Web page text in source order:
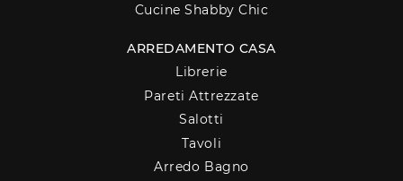
Cucine Shabby Chic
ARREDAMENTO CASA
Librerie
Pareti Attrezzate
Salotti
Tavoli
Arredo Bagno